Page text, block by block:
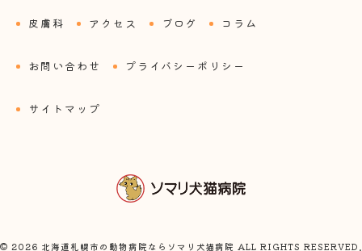
皮膚科 アクセス ブログ コラム
お問い合わせ プライバシーポリシー
サイトマップ
© 2026 北海道札幌市の動物病院ならソマリ犬猫病院 ALL RIGHTS RESERVED.